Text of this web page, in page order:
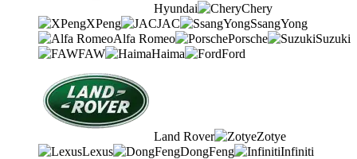
Hyundai
Chery
XPeng
JAC
SsangYong
Alfa Romeo
Porsche
Suzuki
FAW
Haima Ford
Land Rover
Zotye
Lexus
DongFeng Infiniti